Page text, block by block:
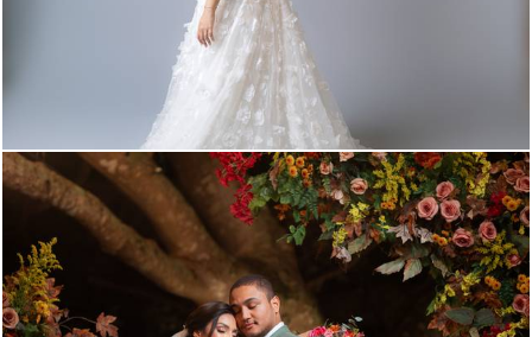
170